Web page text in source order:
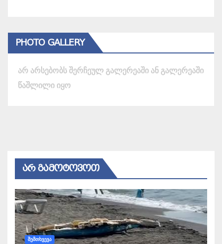
PHOTO GALLERY
არ არსებობს შერჩეულ გალერეაში ან გალერეაში
წაშლილი იყო
ᲐᲠ ᲒᲐᲛᲝᲢᲝᲕᲝᲗ
ᲨᲔᲛᲗᲮᲕᲔᲕᲐ